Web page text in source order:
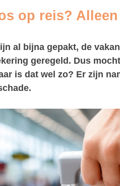
op reis?
al bijna gepakt, de
geregeld. Dus
is dat wel zo? Er zijn